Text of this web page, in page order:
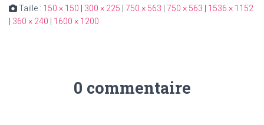
Taille : 150 × 150 | 300 × 225 | 750 × 563 | 750 × 563 | 1536 × 1152
| 360 × 240 | 1600 × 1200
0 commentaire